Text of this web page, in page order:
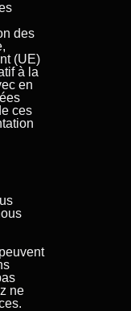
des
(UE)
à la
en
ces
ne